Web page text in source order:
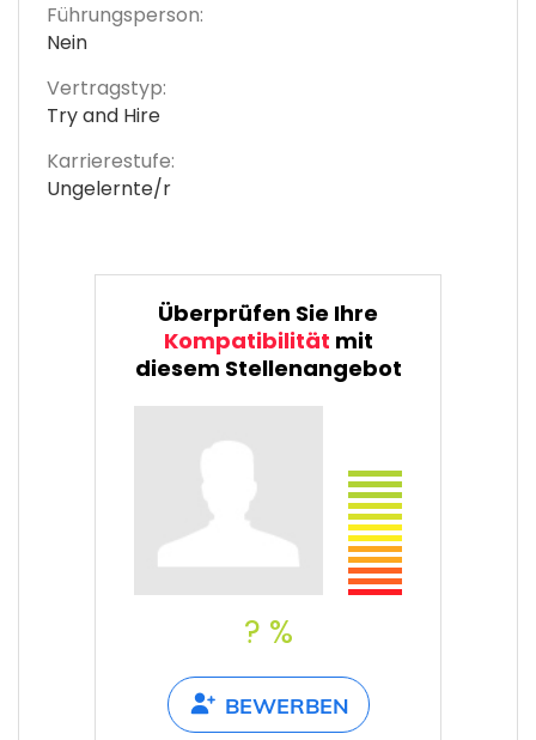
Führungsperson:
Nein
Vertragstyp:
Try and Hire
Karrierestufe:
Ungelernte/r
Überprüfen Sie Ihre
Kompatibilität mit
diesem Stellenangebot
? %
BEWERBEN